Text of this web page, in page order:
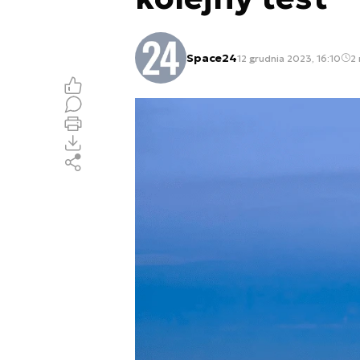
Space2412 grudnia 2023, 16:10 2